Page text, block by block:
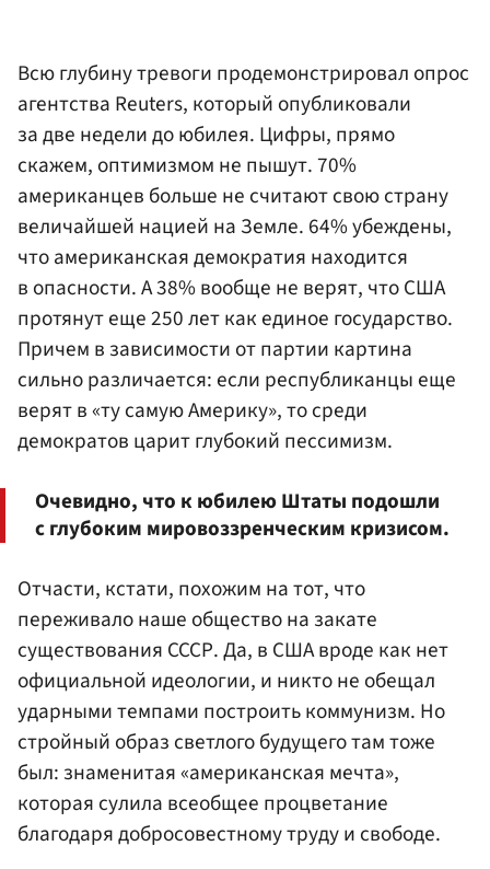
Всю глубину тревоги продемонстрировал опрос
агентства Reuters, который опубликовали
за две недели до юбилея. Цифры, прямо
скажем, оптимизмом не пышут. 70%
американцев больше не считают свою страну
величайшей нацией на Земле. 64% убеждены,
что американская демократия находится
в опасности. А 38% вообще не верят, что США
протянут еще 250 лет как единое государство.
Причем в зависимости от партии картина
сильно различается: если республиканцы еще
верят в «ту самую Америку», то среди
демократов царит глубокий пессимизм.
Очевидно, что к юбилею Штаты подошли
с глубоким мировоззренческим кризисом.
Отчасти, кстати, похожим на тот, что
переживало наше общество на закате
существования СССР. Да, в США вроде как нет
официальной идеологии, и никто не обещал
ударными темпами построить коммунизм. Но
стройный образ светлого будущего там тоже
был: знаменитая «американская мечта»,
которая сулила всеобщее процветание
благодаря добросовестному труду и свободе.